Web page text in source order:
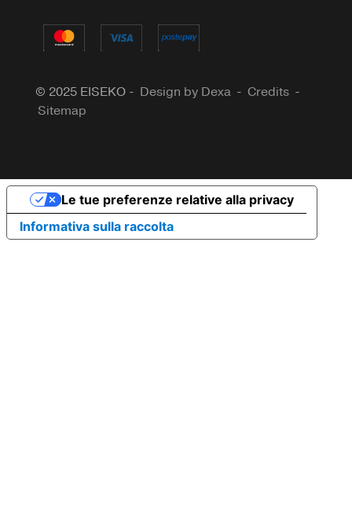
© 2025 EISEKO - Design by Dexa - Credits -
Sitemap
Informativa sulla raccolta
Le tue preferenze relative alla privacy